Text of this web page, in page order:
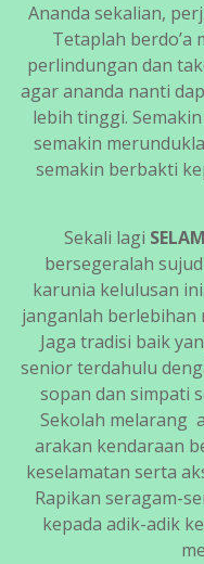
Ananda sekalian,
Tetaplah
perlindungan dan
agar ananda nanti
lebih tinggi.
semakin
semakin berbakti
Sekali lagi
bersegeralah
karunia kelulusan
janganlah berlebihan
Jaga tradisi baik
senior terdahulu
sopan dan simpati
Sekolah melarang
arakan kendaraan
keselamatan serta
Rapikan seragam-
kepada adik-adik